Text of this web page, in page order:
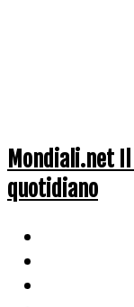
Mondiali.net
quotidiano